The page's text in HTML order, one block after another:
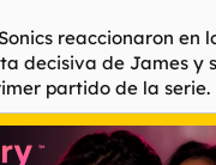
reaccionaron en
decisiva de James y
partido de la serie.